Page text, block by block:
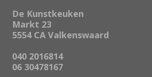
De Kunstkeuken
Markt 23
5554 CA Valkenswaard
040 2016814
06 30478167